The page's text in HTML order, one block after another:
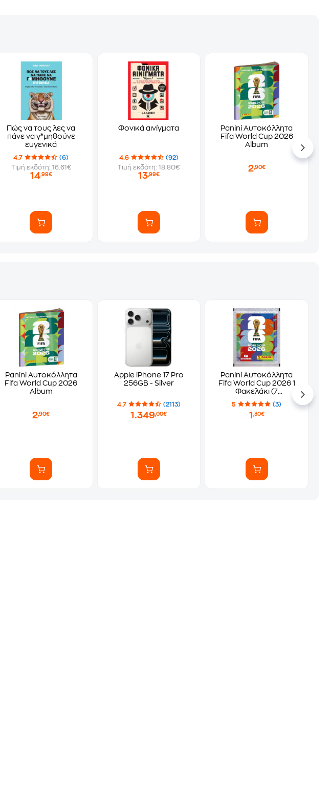
Πώς να τους λες να
πάνε να γ*μηθούνε
ευγενικά
4.7
(6)
Τιμή εκδότη: 16.61€
14,99€
Φονικά αινίγματα
4.6
(92)
Τιμή εκδότη: 18.80€
13,99€
Panini Αυτοκόλλητα
Fifa World Cup 2026
Album
2,90€
Panini Αυτοκόλλητα
Fifa World Cup 2026
Album
2,90€
Apple iPhone 17 Pro
256GB - Silver
4.7 (2113)
1.349,00€
Panini Αυτοκόλλητα
Fifa World Cup 2026 1
Φακελάκι (7
Αυτοκόλλητα)
5 (3)
1 ,30€